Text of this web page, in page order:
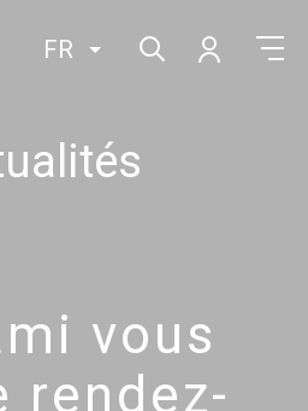
FR
vous
rendez-